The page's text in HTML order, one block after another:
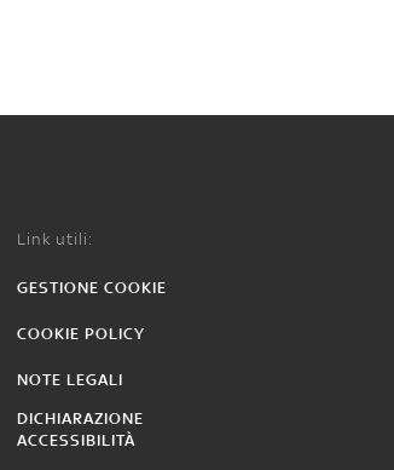
Link utili:
GESTIONE COOKIE
COOKIE POLICY
NOTE LEGALI
DICHIARAZIONE
ACCESSIBILITÀ